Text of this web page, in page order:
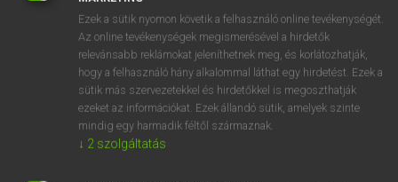
stump along
stump campaign
stump-foot
Ezek a sütik nyomon követik a felhasználó online tevékenységét.
Az online tevékenységek megismerésével a hirdetők
relevánsabb reklámokat jeleníthetnek meg, és korlátozhatják,
hogy a felhasználó hány alkalommal láthat egy hirdetést. Ezek a
sütik más szervezetekkel és hirdetőkkel is megoszthatják
ezeket az információkat. Ezek állandó sütik, amelyek szinte
mindig egy harmadik féltől származnak.
↓ 2 szolgáltatás